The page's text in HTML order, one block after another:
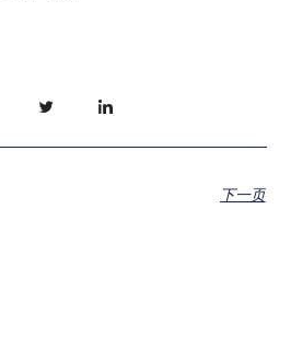
下一页